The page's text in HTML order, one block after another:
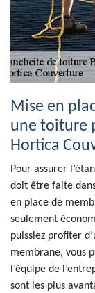
Mise en
une toiture
Hortica
Pour assurer
doit être faite
en place de
seulement
puissiez profiter
membrane, vous
l’équipe de
sont les plus